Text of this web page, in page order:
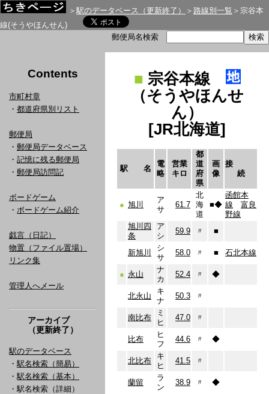
＞ 駅のデータベース（更新終了） ＞ 路線別一覧 ＞宗谷本
線(そうやほんせん)
郵便局名検索
Contents
市町村章
・ 都道府県別リスト
郵便局
・ 郵便局データベース
・ 記憶に残る郵便局
・ 郵便局訪問記
ボードゲーム
・ ボードゲーム紹介
戯言（日記）
物置（ファイル置場）
リンク集
管理人へメール
アーカイブ
（更新終了）
駅のデータベース
・ 駅名検索（簡易）
・ 駅名検索（基本）
・駅名検索（詳細）
■ 宗谷本線
（そうやほんせ
ん）
[JR北海道]
駅 名
電
略
営業
キロ
都
道
府
県
画
像
接
続
● 旭川
ア
サ
61.7
北
海
道
■◆
函館本
線
富良
野線
旭川四
条
ア
シ
59.9 〃 ■
新旭川
シ
サ
58.0 〃 ■ 石北本線
● 永山
ナ
カ
52.4 〃 ◆
北永山
キ
ナ
50.3 〃
南比布
ミ
ヒ
47.0 〃
比布
ヒ
フ
44.6 〃 ◆
北比布
キ
ヒ
41.5 〃
蘭留
ラ
ン
38.9 〃 ◆